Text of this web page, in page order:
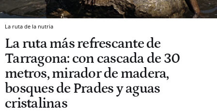
La ruta de la nutria
La ruta más refrescante de
Tarragona: con cascada de 30
metros, mirador de madera,
bosques de Prades y aguas
cristalinas